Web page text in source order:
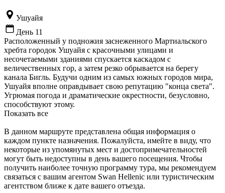
Ушуайя
День 11
Расположенный у подножия заснеженного Мартиальского
хребта городок Ушуайя с красочными улицами и
несочетаемыми зданиями спускается каскадом с
величественных гор, а затем резко обрывается на берегу
канала Бигль. Будучи одним из самых южных городов мира,
Ушуайя вполне оправдывает свою репутацию "конца света".
Угрюмая погода и драматические окрестности, безусловно,
способствуют этому.
Показать все
В данном маршруте представлена общая информация о
каждом пункте назначения. Пожалуйста, имейте в виду, что
некоторые из упомянутых мест и достопримечательностей
могут быть недоступны в день вашего посещения. Чтобы
получить наиболее точную программу тура, мы рекомендуем
связаться с вашим агентом Swan Hellenic или туристическим
агентством ближе к дате вашего отъезда.